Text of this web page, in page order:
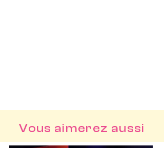
Vous aimerez aussi